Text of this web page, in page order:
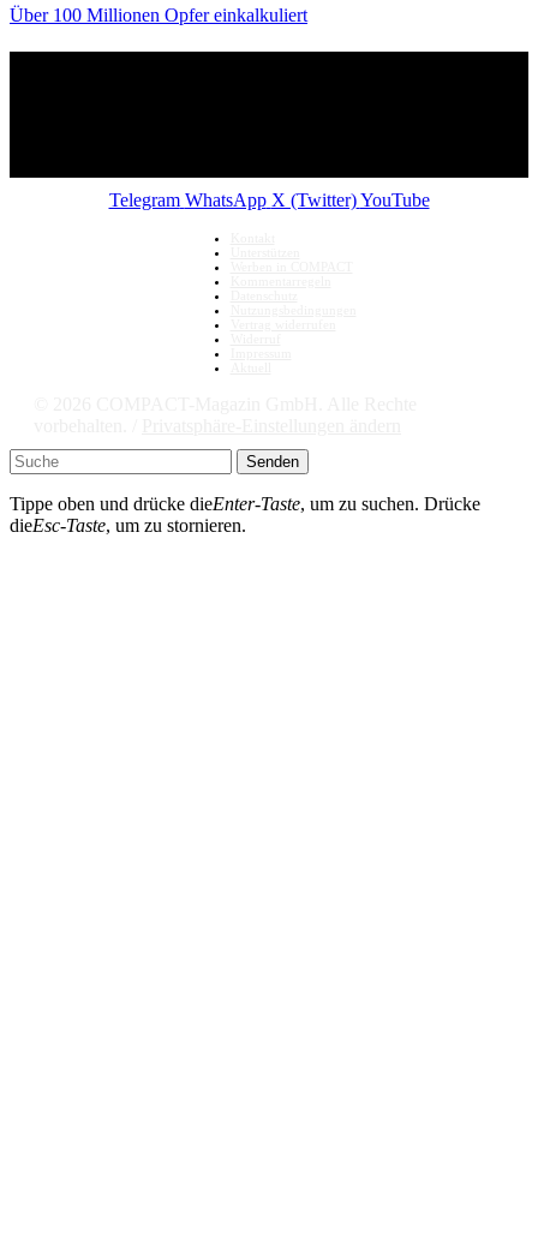
Über 100 Millionen Opfer einkalkuliert
Telegram WhatsApp X (Twitter) YouTube
Senden
Tippe oben und drücke dieEnter-Taste, um zu suchen. Drücke
dieEsc-Taste, um zu stornieren.